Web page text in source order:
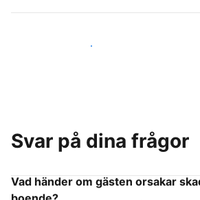
Anslut dig till andra värdar
Svar på dina frågor
Vad händer om gästen orsakar